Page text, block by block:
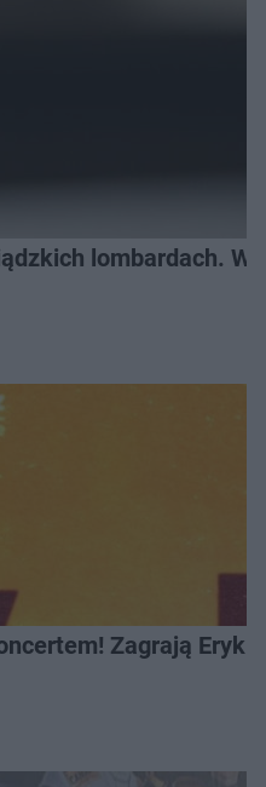
lombardach.
Zagrają Eryk